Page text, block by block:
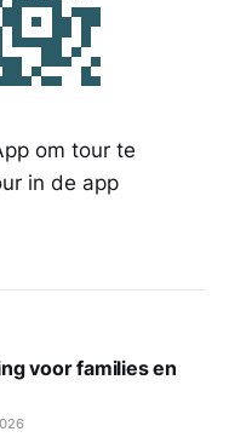
om tour te
in de app
voor families en